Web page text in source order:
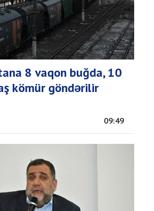
8 vaqon buğda, 10
kömür göndərilir
09:49